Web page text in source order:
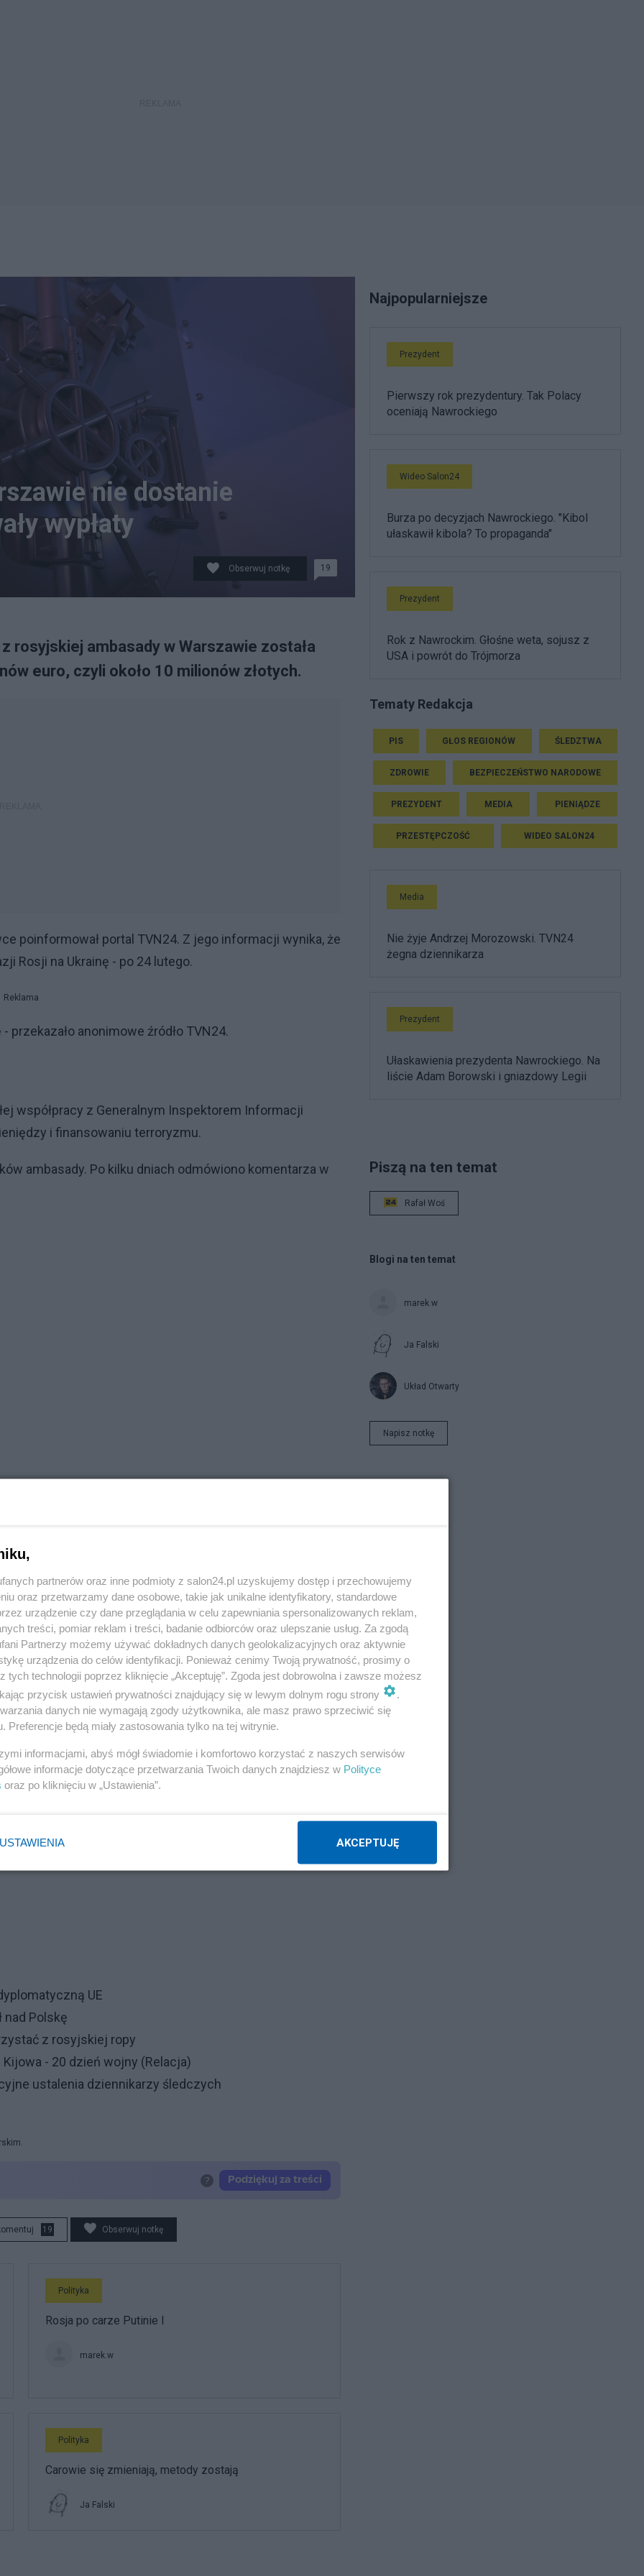
nie dostanie
wypłaty
Obserwuj notkę 19
rosyjskiej ambasady w Warszawie została
euro, czyli około 10 milionów złotych.
poinformował portal TVN24. Z jego informacji wynika, że
Rosji na Ukrainę - po 24 lutego.
Reklama
przekazało anonimowe źródło TVN24.
współpracy z Generalnym Inspektorem Informacji
i finansowaniu terroryzmu.
ambasady. Po kilku dniach odmówiono komentarza w
w tej sprawie" - napisano.
wiele
Reklama
szczególnych środków ograniczających, o których
praniu pieniędzy oraz finansowaniu
przesłane przez dziennikarzy TVN24.
opisywane są procedury dotyczące blokowania wypłat
którą należy podążać celem odblokowania środków.
uzasadnienie decyzji, zasłaniając się kwestiami
UE
nad Polskę
z rosyjskiej ropy
- 20 dzień wojny (Relacja)
ustalenia dziennikarzy śledczych
19 Obserwuj notkę
Polityka
Rosja po carze Putinie I
marek.w
Polityka
Carowie się zmieniają, metody zostają
Ja Falski
Najpopularniejsze
Prezydent
Pierwszy rok prezydentury. Tak Polacy
oceniają Nawrockiego
Wideo Salon24
Burza po decyzjach Nawrockiego. "Kibol
ułaskawił kibola? To propaganda"
Prezydent
Rok z Nawrockim. Głośne weta, sojusz z
USA i powrót do Trójmorza
Tematy Redakcja
PIS GŁOS REGIONÓW ŚLEDZTWA
ZDROWIE BEZPIECZEŃSTWO NARODOWE
PREZYDENT MEDIA PIENIĄDZE
PRZESTĘPCZOŚĆ WIDEO SALON24
Media
Nie żyje Andrzej Morozowski. TVN24
żegna dziennikarza
Prezydent
Ułaskawienia prezydenta Nawrockiego. Na
liście Adam Borowski i gniazdowy Legii
Piszą na ten temat
Rafał Woś
Blogi na ten temat
marek.w
Ja Falski
Układ Otwarty
Napisz notkę
partnerów oraz inne podmioty z salon24.pl uzyskujemy dostęp i przechowujemy
oraz przetwarzamy dane osobowe, takie jak unikalne identyfikatory, standardowe
urządzenie czy dane przeglądania w celu zapewniania spersonalizowanych reklam,
treści, pomiar reklam i treści, badanie odbiorców oraz ulepszanie usług. Za zgodą
Partnerzy możemy używać dokładnych danych geolokalizacyjnych oraz aktywnie
urządzenia do celów identyfikacji. Ponieważ cenimy Twoją prywatność, prosimy o
tych technologii poprzez kliknięcie „Akceptuję”. Zgoda jest dobrowolna i zawsze możesz
przycisk ustawień prywatności znajdujący się w lewym dolnym rogu strony
.
danych nie wymagają zgody użytkownika, ale masz prawo sprzeciwić się
Preferencje będą miały zastosowania tylko na tej witrynie.
informacjami, abyś mógł świadomie i komfortowo korzystać z naszych serwisów
informacje dotyczące przetwarzania Twoich danych znajdziesz w Polityce
oraz po kliknięciu w „Ustawienia”.
USTAWIENIA AKCEPTUJĘ